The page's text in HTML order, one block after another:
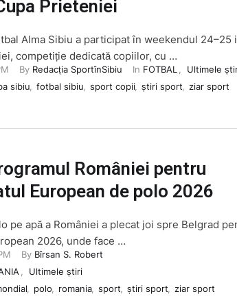
Prieteniei
Alma Sibiu a participat în weekendul 24–25
competiție dedicată copiilor, cu …
By Redacția SportînSibiu In FOTBAL
Ultimele
sibiu fotbal sibiu sport copii, știri sport ziar sport
României pentru
European de polo 2026
pe apă a României a plecat joi spre Belgrad
2026, unde face …
By Bîrsan S. Robert
,
Ultimele știri
, polo, romania, sport, știri sport, ziar sport